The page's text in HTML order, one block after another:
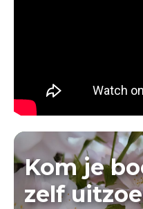
Kom je
zelf